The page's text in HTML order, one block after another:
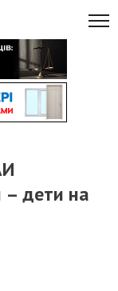
– дети на